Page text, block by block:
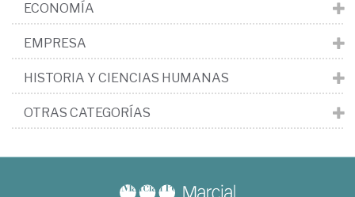
ECONOMÍA
EMPRESA
HISTORIA Y CIENCIAS HUMANAS
OTRAS CATEGORÍAS